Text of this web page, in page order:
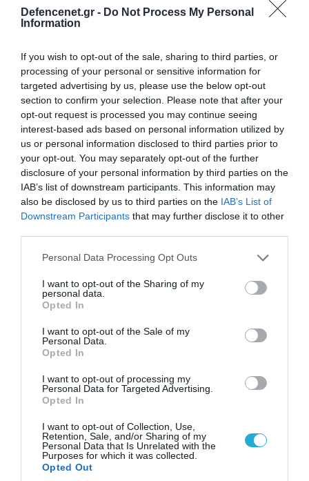
Defencenet.gr - Do Not Process My Personal
Information
If you wish to opt-out of the sale, sharing to third parties, or
processing of your personal or sensitive information for
targeted advertising by us, please use the below opt-out
section to confirm your selection. Please note that after your
opt-out request is processed you may continue seeing
interest-based ads based on personal information utilized by
us or personal information disclosed to third parties prior to
your opt-out. You may separately opt-out of the further
disclosure of your personal information by third parties on the
IAB’s list of downstream participants. This information may
also be disclosed by us to third parties on the IAB’s List of
Downstream Participants that may further disclose it to other
Please note that this website/app uses one or more Google
not limited to your visit or usage behaviour. You may click to
grant or deny consent to Google and its third-party tags to
use your data for below specified purposes in below Google
consent section.
Personal Data Processing Opt Outs
I want to opt-out of the Sharing of my
personal data.
Opted In
I want to opt-out of the Sale of my
Personal Data.
Opted In
I want to opt-out of processing my
Personal Data for Targeted Advertising.
Opted In
I want to opt-out of Collection, Use,
Retention, Sale, and/or Sharing of my
Personal Data that Is Unrelated with the
Purposes for which it was collected.
Opted Out
09.08.2026 | 19:02
Ρωσικό Su-34 προκάλεσε τον όλεθρο σε
κτίριο με Ουκρανούς στη Ζαπορίζια – Δείτε
βίντεο
09.08.2026 | 17:02
ΣΥΡΙΖΑ για υποκλοπές: «Το (παρα)κράτος της ΝΔ
έχει συνέχεια και συνέπεια»